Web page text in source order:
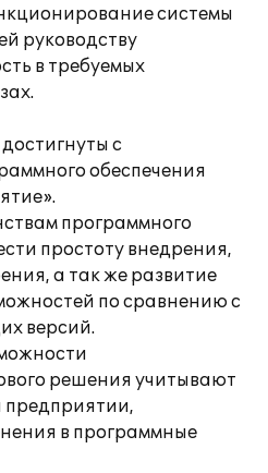
системы
руководству
в требуемых
с
обеспечения
программного
простоту внедрения,
а так же развитие
по сравнению с
версий.
решения учитывают
предприятии,
в программные